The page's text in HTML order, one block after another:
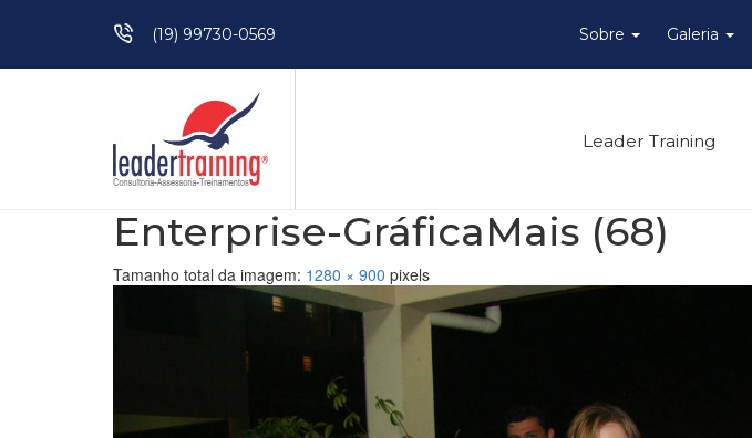
Pular para o conteúdo(19) 99730-0569 Sobre Galeria
Leader Training
Enterprise-GráficaMais (68)
Tamanho total da imagem: 1280 × 900 pixels